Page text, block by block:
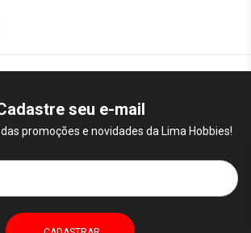
seu e-mail
promoções e novidades da Lima Hobbies!